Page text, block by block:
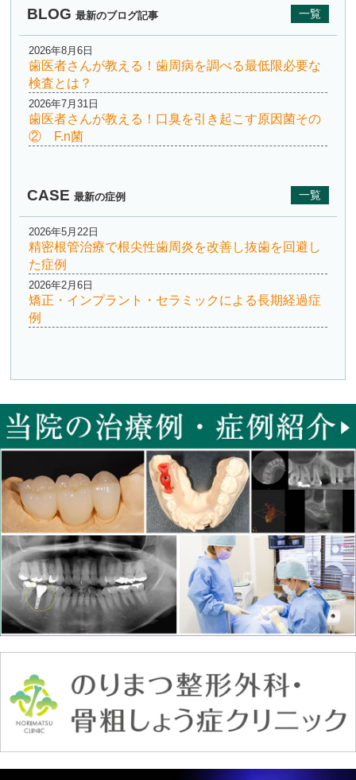
BLOG 最新のブログ記事 一覧
2026年8月6日
歯医者さんが教える！歯周病を調べる最低限必要な
検査とは？
2026年7月31日
歯医者さんが教える！口臭を引き起こす原因菌その
② F.n菌
CASE 最新の症例 一覧
2026年5月22日
精密根管治療で根尖性歯周炎を改善し抜歯を回避し
た症例
2026年2月6日
矯正・インプラント・セラミックによる長期経過症
例